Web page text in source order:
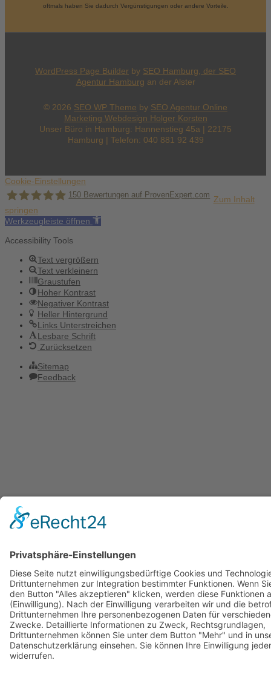
oftmals haben Sie dadurch Vergünstigungen oder andere Vorteile.
WordPress Page Builder by SEO Hamburg, der SEO
Agentur Hamburg an der Alster
© 2026 SEO WP Theme by SEO Agentur Online
Marketing Webdesign Holger Korsten
Unser Büro in Hamburg: Hannenstieg 45a | 22175
Hamburg | Telefon: 040 881 92 439
Cookie-Einstellungen
150 Bewertungen auf ProvenExpert.com Zum Inhalt
springen
Werkzeugleiste öffnen
Accessibility Tools
Text vergrößern
Text verkleinern
Graustufen
Hoher Kontrast
Negativer Kontrast
Heller Hintergrund
Links Unterstreichen
Lesbare Schrift
Zurücksetzen
Sitemap
Feedback